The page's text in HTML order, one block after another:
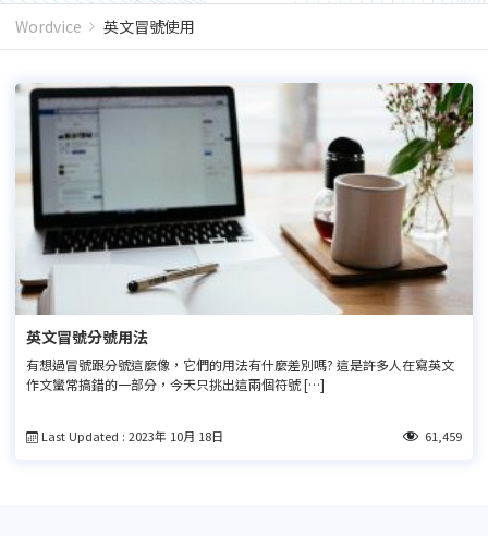
Wordvice 英文冒號使用
英文冒號分號用法
有想過冒號跟分號這麼像，它們的用法有什麼差別嗎? 這是許多人在寫英文
作文蠻常搞錯的一部分，今天只挑出這兩個符號 […]
Last Updated : 2023年 10月 18日 61,459